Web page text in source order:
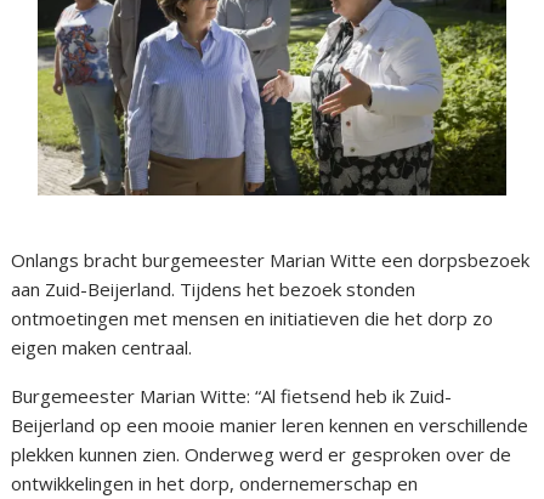
Onlangs bracht burgemeester Marian Witte een dorpsbezoek
aan Zuid-Beijerland. Tijdens het bezoek stonden
ontmoetingen met mensen en initiatieven die het dorp zo
eigen maken centraal.
Burgemeester Marian Witte: “Al fietsend heb ik Zuid-
Beijerland op een mooie manier leren kennen en verschillende
plekken kunnen zien. Onderweg werd er gesproken over de
ontwikkelingen in het dorp, ondernemerschap en